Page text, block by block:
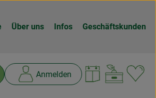
Über uns Infos Geschäftskunden
Anmelden